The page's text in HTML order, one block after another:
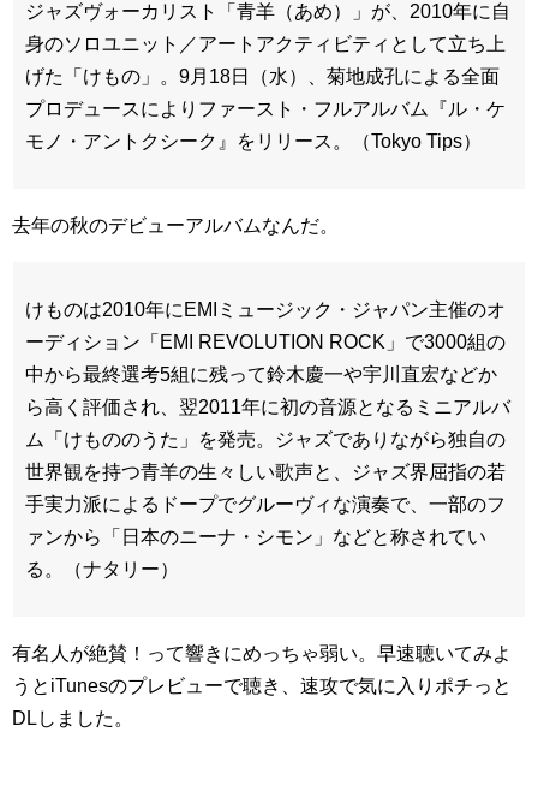
ジャズヴォーカリスト「青羊（あめ）」が、2010年に自
身のソロユニット／アートアクティビティとして立ち上
げた「けもの」。9月18日（水）、菊地成孔による全面
プロデュースによりファースト・フルアルバム『ル・ケ
モノ・アントクシーク』をリリース。（Tokyo Tips）
去年の秋のデビューアルバムなんだ。
けものは2010年にEMIミュージック・ジャパン主催のオ
ーディション「EMI REVOLUTION ROCK」で3000組の
中から最終選考5組に残って鈴木慶一や宇川直宏などか
ら高く評価され、翌2011年に初の音源となるミニアルバ
ム「けもののうた」を発売。ジャズでありながら独自の
世界観を持つ青羊の生々しい歌声と、ジャズ界屈指の若
手実力派によるドープでグルーヴィな演奏で、一部のフ
ァンから「日本のニーナ・シモン」などと称されてい
る。（ナタリー）
有名人が絶賛！って響きにめっちゃ弱い。早速聴いてみよ
うとiTunesのプレビューで聴き、速攻で気に入りポチっと
DLしました。